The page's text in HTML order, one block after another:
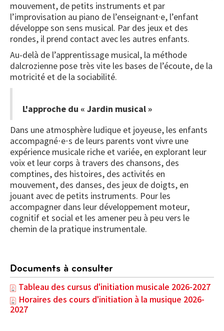
mouvement, de petits instruments et par
l’improvisation au piano de l’enseignant·e, l’enfant
développe son sens musical. Par des jeux et des
rondes, il prend contact avec les autres enfants.
Au-delà de l’apprentissage musical, la méthode
dalcrozienne pose très vite les bases de l’écoute, de la
motricité et de la sociabilité.
L'approche du « Jardin musical »
Dans une atmosphère ludique et joyeuse, les enfants
accompagné⋅e⋅s de leurs parents vont vivre une
expérience musicale riche et variée, en explorant leur
voix et leur corps à travers des chansons, des
comptines, des histoires, des activités en
mouvement, des danses, des jeux de doigts, en
jouant avec de petits instruments. Pour les
accompagner dans leur développement moteur,
cognitif et social et les amener peu à peu vers le
chemin de la pratique instrumentale.
Documents à consulter
Tableau des cursus d'initiation musicale 2026-2027
Horaires des cours d'initiation à la musique 2026-
2027